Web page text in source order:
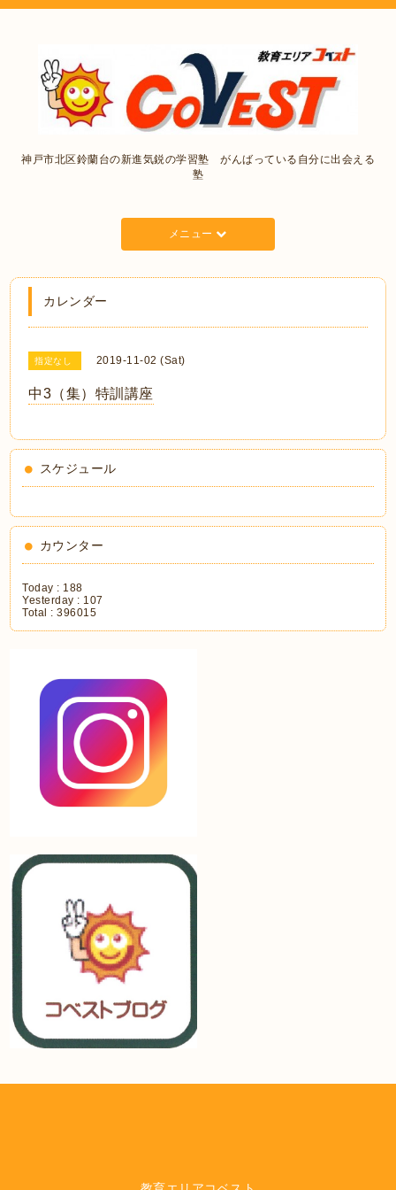
神戸市北区鈴蘭台の新進気鋭の学習塾 がんばっている自分に出会える
塾
メニュー
カレンダー
指定なし 2019-11-02 (Sat)
中3（集）特訓講座
スケジュール
カウンター
Today : 188
Yesterday : 107
Total :396015